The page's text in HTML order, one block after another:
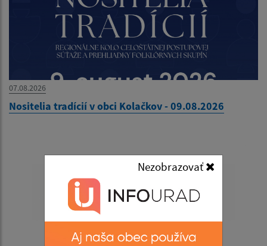
Nezobrazovať
07.08.2026
Nositelia tradícií v obci Kolačkov - 09.08.2026